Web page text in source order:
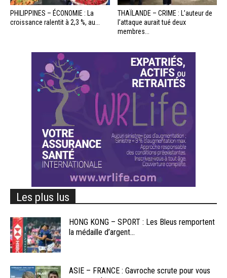
PHILIPPINES – ÉCONOMIE : La
croissance ralentit à 2,3 %, au...
THAÏLANDE – CRIME : L’auteur de
l’attaque aurait tué deux
membres...
Les plus lus
HONG KONG – SPORT : Les Bleus remportent
la médaille d’argent...
ASIE – FRANCE : Gavroche scrute pour vous